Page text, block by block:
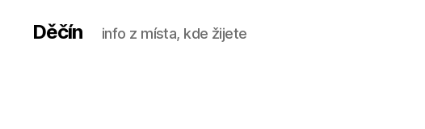
Děčín info z místa, kde žijete